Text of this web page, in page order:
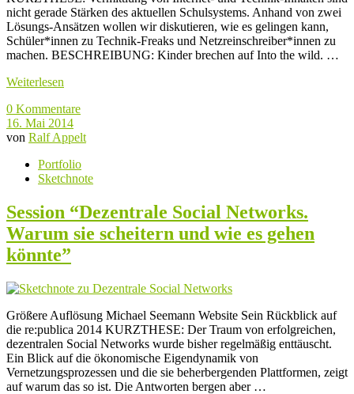
nicht gerade Stärken des aktuellen Schulsystems. Anhand von zwei
Lösungs-Ansätzen wollen wir diskutieren, wie es gelingen kann,
Schüler*innen zu Technik-Freaks und Netzreinschreiber*innen zu
machen. BESCHREIBUNG: Kinder brechen auf Into the wild. …
Weiterlesen
0 Kommentare
16. Mai 2014
von Ralf Appelt
Portfolio
Sketchnote
Session “Dezentrale Social Networks.
Warum sie scheitern und wie es gehen
könnte”
Größere Auflösung Michael Seemann Website Sein Rückblick auf
die re:publica 2014 KURZTHESE: Der Traum von erfolgreichen,
dezentralen Social Networks wurde bisher regelmäßig enttäuscht.
Ein Blick auf die ökonomische Eigendynamik von
Vernetzungsprozessen und die sie beherbergenden Plattformen, zeigt
auf warum das so ist. Die Antworten bergen aber …